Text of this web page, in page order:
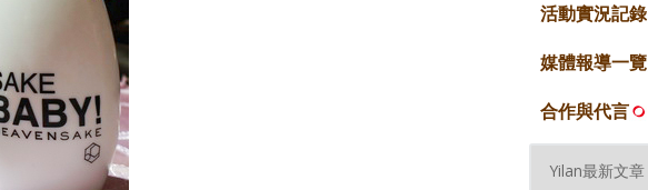
活動實況記錄
媒體報導一覽
合作與代言